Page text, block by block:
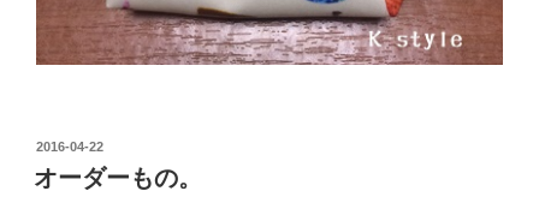
投
稿
日:
2016-04-22
オーダーもの。